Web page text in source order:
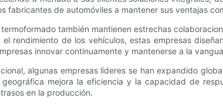
fabricantes de automóviles a mantener sus ventajas
también mantienen estrechas
rendimiento de los vehículos, estas empresas
innovar continuamente y mantenerse a la
algunas empresas líderes se han expandido
mejora la eficiencia y la capacidad de
en la producción.